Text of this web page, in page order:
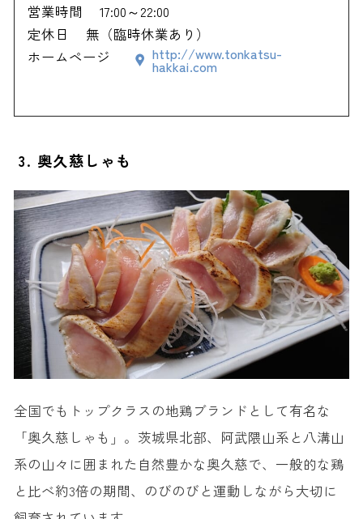
営業時間
17:00～22:00
定休日
無（臨時休業あり）
ホームページ
http://www.tonkatsu-
hakkai.com
3. 奥久慈しゃも
全国でもトップクラスの地鶏ブランドとして有名な
「奥久慈しゃも」。茨城県北部、阿武隈山系と八溝山
系の山々に囲まれた自然豊かな奥久慈で、一般的な鶏
と比べ約3倍の期間、のびのびと運動しながら大切に